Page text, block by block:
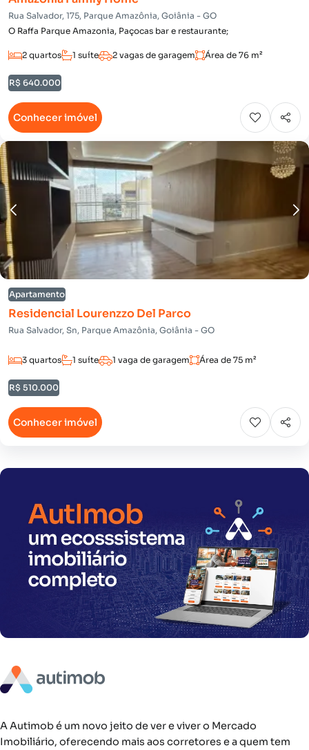
Rua Salvador, 175, Parque Amazônia, Goiânia - GO
O Raffa Parque Amazonia, Paçocas bar e restaurante;
2 quartos 1 suíte 2 vagas de garagem Área de 76 m²
R$ 640.000
Conhecer imóvel
Apartamento
Residencial Lourenzzo Del Parco
Rua Salvador, Sn, Parque Amazônia, Goiânia - GO
3 quartos 1 suíte 1 vaga de garagem Área de 75 m²
R$ 510.000
Conhecer imóvel
A Autimob é um novo jeito de ver e viver o Mercado
Imobiliário, oferecendo mais aos corretores e a quem tem